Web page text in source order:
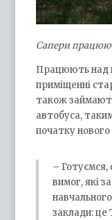
Сапери
Працюють над
приміщенні
також
автобуса,
початку
– Готуємся,
вимог, які
заклади: це